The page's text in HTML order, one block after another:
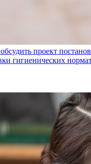
проект
гигиенических